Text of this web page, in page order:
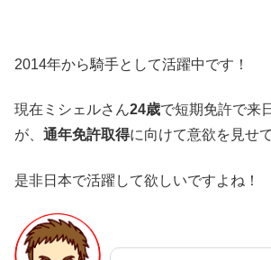
2014年から騎手として活躍中です！
現在ミシェルさん24歳で短期免許で来
が、 通年免許取得に向けて意欲を見せ
是非日本で活躍して欲しいですよね！